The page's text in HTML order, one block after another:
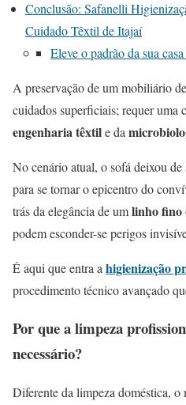
Conclusão: Safanelli
Cuidado Têxtil de Itajaí
Eleve o padrão da sua
A preservação de um mobiliário
cuidados superficiais; requer uma
engenharia têxtile da
No cenário atual, o sofá deixou
para se tornar o epicentro do
trás da elegância de umlinho fino
podem esconder-se perigos
É aqui que entra a higienização
procedimento técnico avançado
Por que a limpeza
necessário?
Diferente da limpeza doméstica,